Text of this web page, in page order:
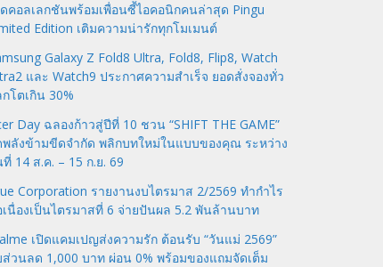
ดคอลเลกชันพร้อมเพื่อนซี้ไอคอนิกคนล่าสุด Pingu
Edition เติมความน่ารักทุกโมเมนต์
Galaxy Z Fold8 Ultra, Fold8, Flip8, Watch
และ Watch9 ประกาศความสำเร็จ ยอดสั่งจองทั่ว
โตเกิน 30%
Day ฉลองก้าวสู่ปีที่ 10 ชวน “SHIFT THE GAME”
พลังข้ามขีดจำกัด พลิกบทใหม่ในแบบของคุณ ระหว่าง
14 ส.ค. – 15 ก.ย. 69
Corporation รายงานงบไตรมาส 2/2569 ทำกำไร
เนื่องเป็นไตรมาสที่ 6 จ่ายปันผล 5.2 พันล้านบาท
เปิดแคมเปญส่งความรัก ต้อนรับ “วันแม่ 2569”
ส่วนลด 1,000 บาท ผ่อน 0% พร้อมของแถมจัดเต็ม